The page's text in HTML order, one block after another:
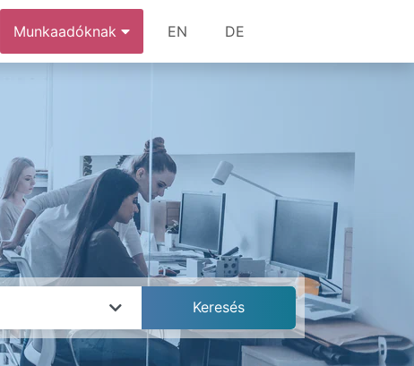
Munkaadóknak EN DE